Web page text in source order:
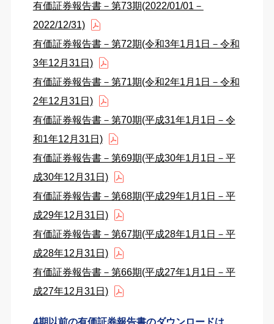
有価証券報告書－第73期(2022/01/01－
2022/12/31)
有価証券報告書－第72期(令和3年1月1日－令和
3年12月31日)
有価証券報告書－第71期(令和2年1月1日－令和
2年12月31日)
有価証券報告書－第70期(平成31年1月1日－令
和1年12月31日)
有価証券報告書－第69期(平成30年1月1日－平
成30年12月31日)
有価証券報告書－第68期(平成29年1月1日－平
成29年12月31日)
有価証券報告書－第67期(平成28年1月1日－平
成28年12月31日)
有価証券報告書－第66期(平成27年1月1日－平
成27年12月31日)